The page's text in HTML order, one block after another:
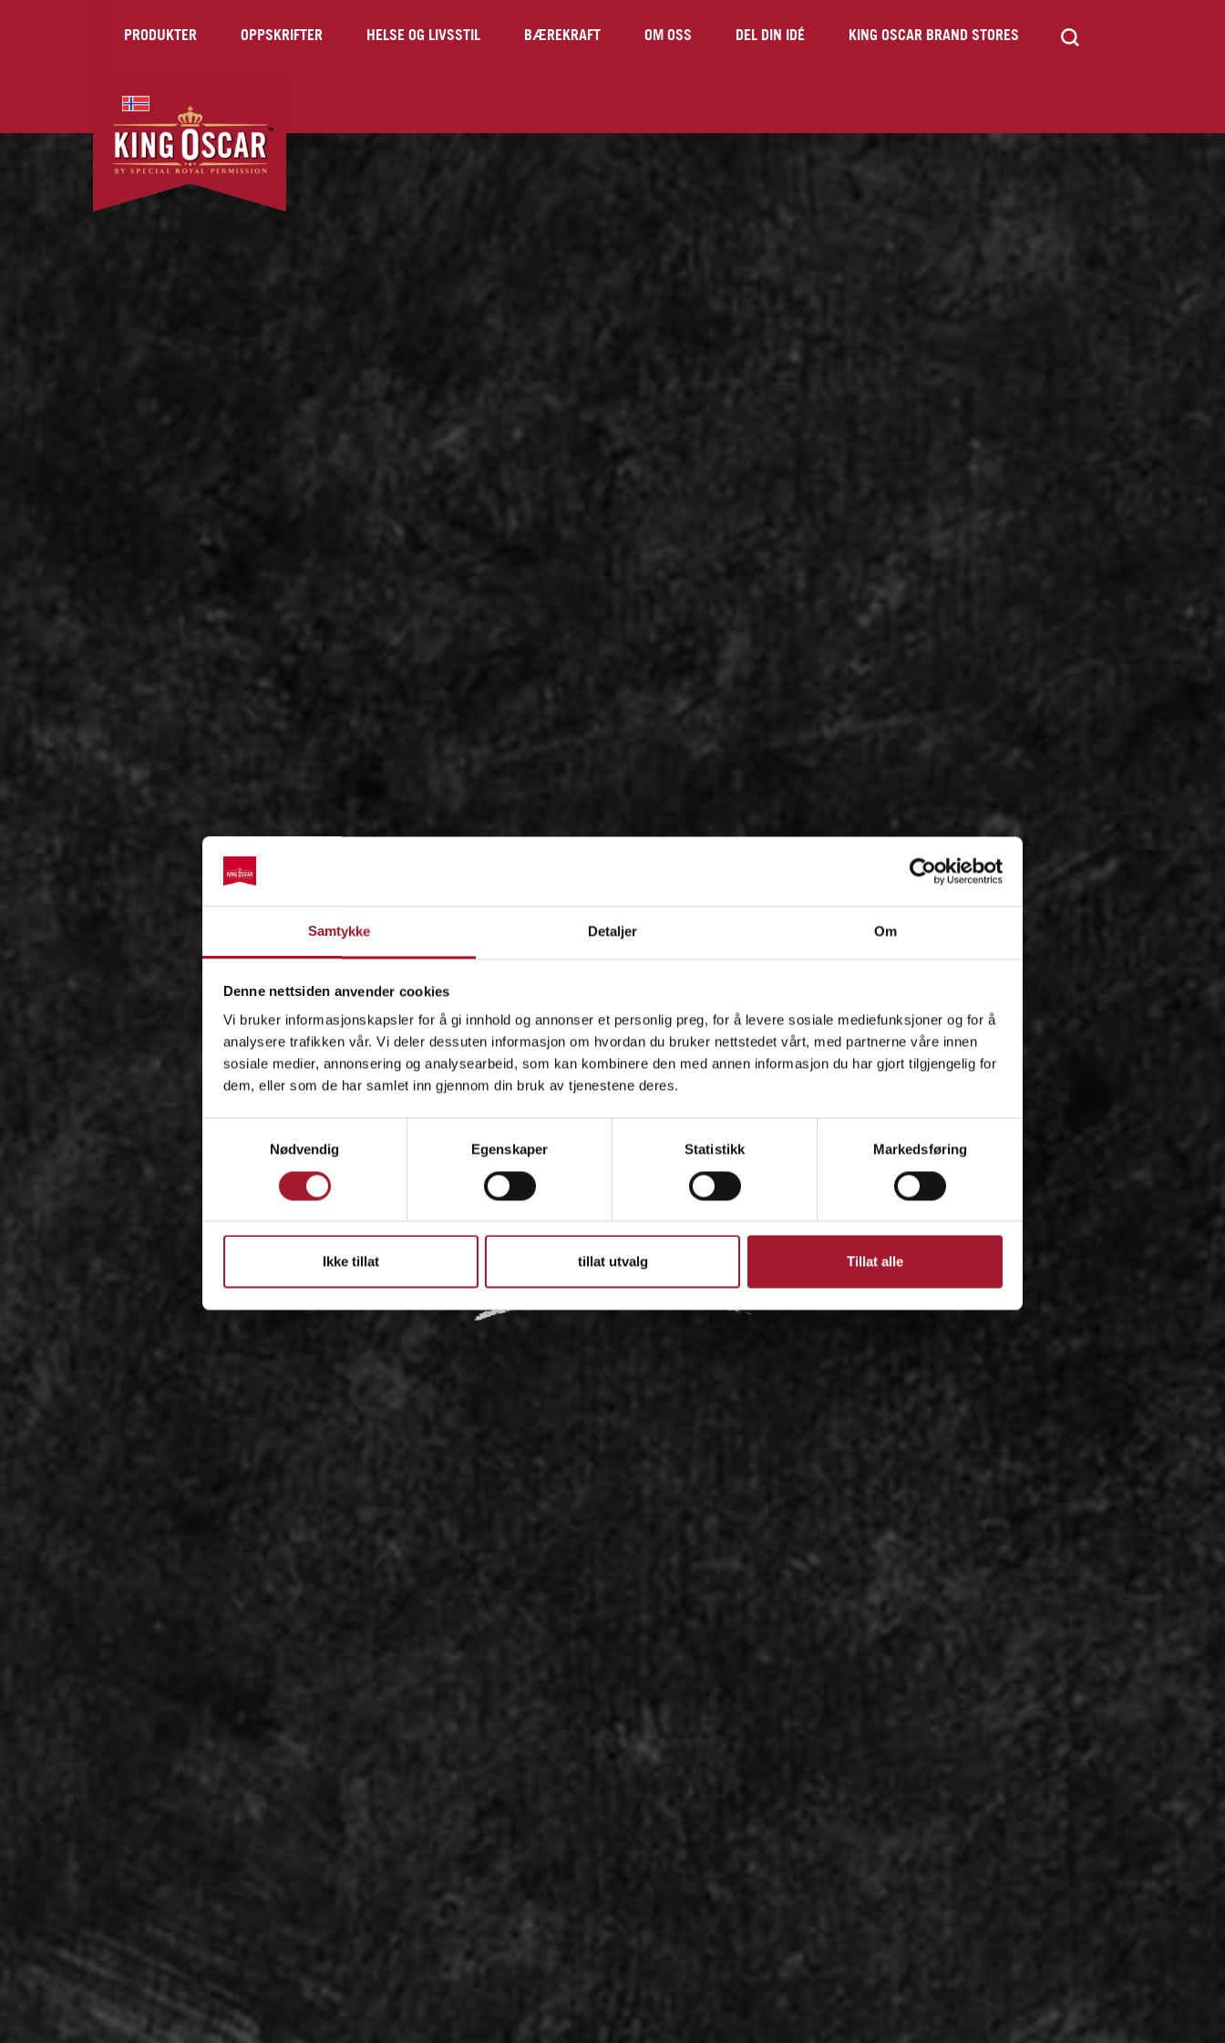
Samtykke Detaljer Om
Denne nettsiden anvender cookies
Vi bruker informasjonskapsler for å gi innhold og annonser et personlig preg, for å levere sosiale mediefunksjoner og for å
analysere trafikken vår. Vi deler dessuten informasjon om hvordan du bruker nettstedet vårt, med partnerne våre innen
sosiale medier, annonsering og analysearbeid, som kan kombinere den med annen informasjon du har gjort tilgjengelig for
dem, eller som de har samlet inn gjennom din bruk av tjenestene deres.
Nødvendig
Egenskaper Statistikk Markedsføring
Ikke tillat tillat utvalg Tillat alle
PRODUKTER OPPSKRIFTER HELSE OG LIVSSTIL BÆREKRAFT OM OSS DEL DIN IDÉ KING OSCAR BRAND STORES
OM
IDÉEN